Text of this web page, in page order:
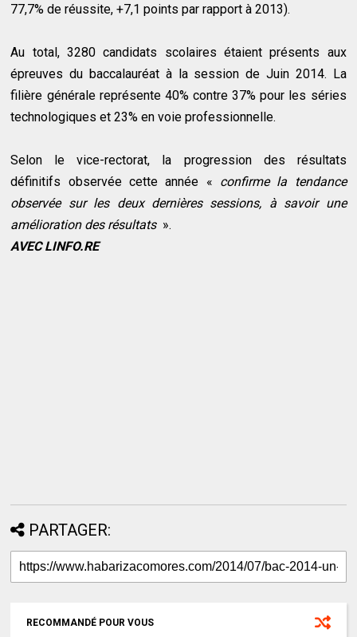
77,7% de réussite, +7,1 points par rapport à 2013).
Au total, 3280 candidats scolaires étaient présents aux
épreuves du baccalauréat à la session de Juin 2014. La
filière générale représente 40% contre 37% pour les séries
technologiques et 23% en voie professionnelle.
Selon le vice-rectorat, la progression des résultats
définitifs observée cette année « confirme la tendance
observée sur les deux dernières sessions, à savoir une
amélioration des résultats ».
AVEC LINFO.RE
PARTAGER:
RECOMMANDÉ POUR VOUS